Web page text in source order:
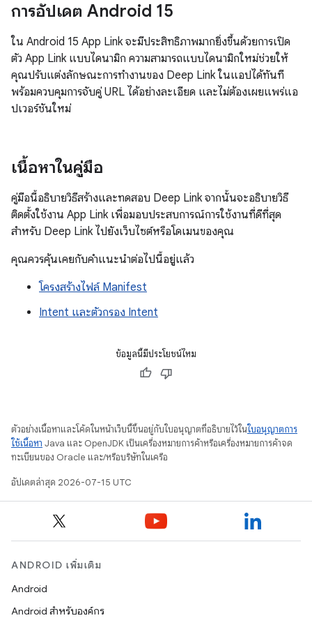
การอัปเดต Android 15
ใน Android 15 App Link จะมีประสิทธิภาพมากยิ่งขึ้นด้วยการเปิด
ตัว App Link แบบไดนามิก ความสามารถแบบไดนามิกใหม่ช่วยให้
คุณปรับแต่งลักษณะการทำงานของ Deep Link ในแอปได้ทันที
พร้อมควบคุมการจับคู่ URL ได้อย่างละเอียด และไม่ต้องเผยแพร่แอ
ปเวอร์ชันใหม่
เนื้อหาในคู่มือ
คู่มือนี้อธิบายวิธีสร้างและทดสอบ Deep Link จากนั้นจะอธิบายวิธี
ติดตั้งใช้งาน App Link เพื่อมอบประสบการณ์การใช้งานที่ดีที่สุด
สำหรับ Deep Link ไปยังเว็บไซต์หรือโดเมนของคุณ
คุณควรคุ้นเคยกับคำแนะนำต่อไปนี้อยู่แล้ว
โครงสร้างไฟล์ Manifest
Intent และตัวกรอง Intent
ข้อมูลนี้มีประโยชน์ไหม
ตัวอย่างเนื้อหาและโค้ดในหน้าเว็บนี้ขึ้นอยู่กับใบอนุญาตที่อธิบายไว้ในใบอนุญาตการ
ใช้เนื้อหา Java และ OpenJDK เป็นเครื่องหมายการค้าหรือเครื่องหมายการค้าจด
ทะเบียนของ Oracle และ/หรือบริษัทในเครือ
อัปเดตล่าสุด 2026-07-15 UTC
ANDROID เพิ่มเติม
Android
Android สำหรับองค์กร